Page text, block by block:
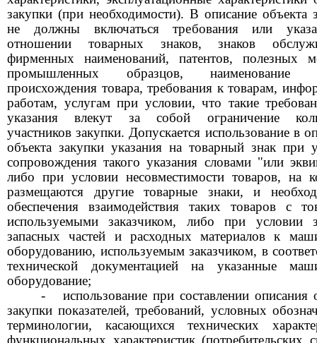
закупки (при необходимости). В описание объекта
не должны включаться требования или
отношении товарных знаков, знаков
фирменных наименований, патентов, полезных
промышленных образцов, наименование
происхождения товара, требования к товарам,
работам, услугам при условии, что такие
указания влекут за собой ограничение
участников закупки. Допускается использование в
объекта закупки указания на товарный знак при
сопровождения такого указания словами "или
либо при условии несовместимости товаров, на
размещаются другие товарные знаки, и
обеспечения взаимодействия таких товаров с
используемыми заказчиком, либо при условии
запасных частей и расходных материалов к
оборудованию, используемым заказчиком, в
технической документацией на указанные
оборудование;
-
использование при составлении описания
закупки показателей, требований, условных
терминологии, касающихся технических
функциональных характеристик (потребительских